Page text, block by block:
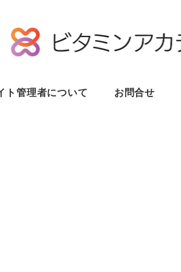
ト管理者について お問合せ